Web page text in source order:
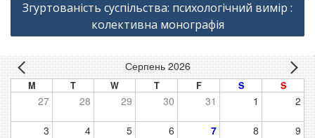
Згуртованість суспільства: психологічний вимір :
колективна монографія
Серпень 2026
M T W T F S S
27 28 29 30 31 1 2
3 4 5 6 7 8 9